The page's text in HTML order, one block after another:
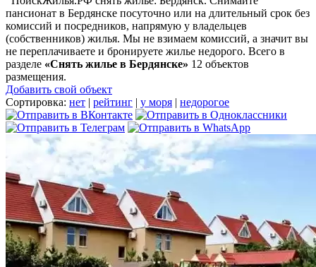
пансионат в Бердянске посуточно или на длительный срок без
комиссий и посредников, напрямую у владельцев
(собственников) жилья. Мы не взимаем комиссий, а значит вы
не переплачиваете и бронируете жилье недорого. Всего в
разделе «Снять жилье в Бердянске» 12 объектов
размещения.
Добавить свой объект
Сортировка: нет | рейтинг | у моря | недорогое